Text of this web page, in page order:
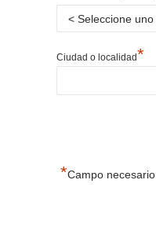
Ciudad o localidad*
*Campo necesario